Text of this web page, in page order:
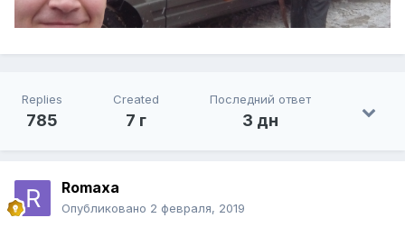
Replies
785
Created
7 г
Последний ответ
3 дн
Romaxa
Опубликовано 2 февраля, 2019